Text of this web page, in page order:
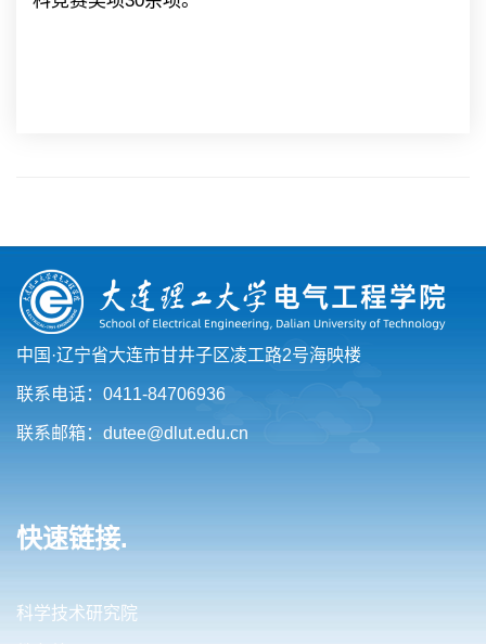
中国·辽宁省大连市甘井子区凌工路2号海映楼
联系电话：0411-84706936
联系邮箱：dutee@dlut.edu.cn
快速链接.
科学技术研究院